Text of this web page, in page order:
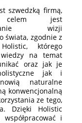
szwedzką firmą,
jest
wizji
świata, zgodnie z
którego
wiedzy na temat
oraz jak je
jak i
naturalne
konwencjonalną
ze tego,
Dzięki Holistic
i